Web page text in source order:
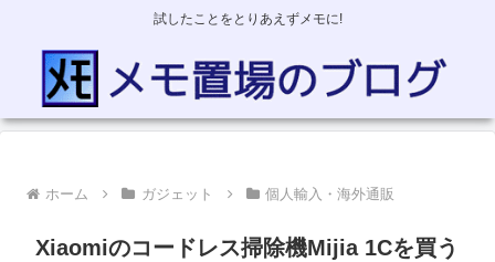
試したことをとりあえずメモに!
ホーム ガジェット 個人輸入・海外通販
Xiaomiのコードレス掃除機Mijia 1Cを買う